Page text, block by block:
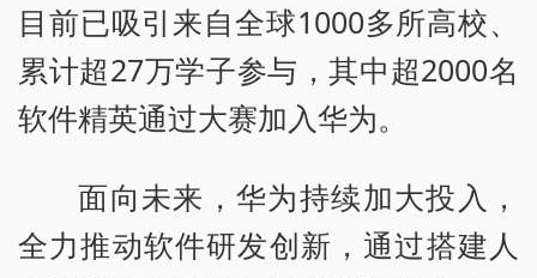
目前已吸引来自全球1000多所高校、
累计超27万学子参与，其中超2000名
软件精英通过大赛加入华为。
面向未来，华为持续加大投入，
全力推动软件研发创新，通过搭建人